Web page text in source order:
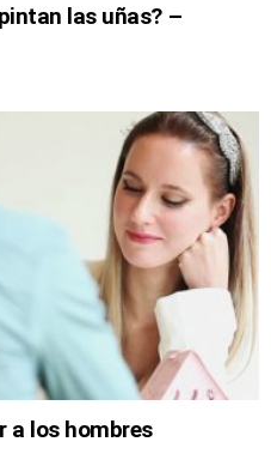
las uñas? –
a los hombres